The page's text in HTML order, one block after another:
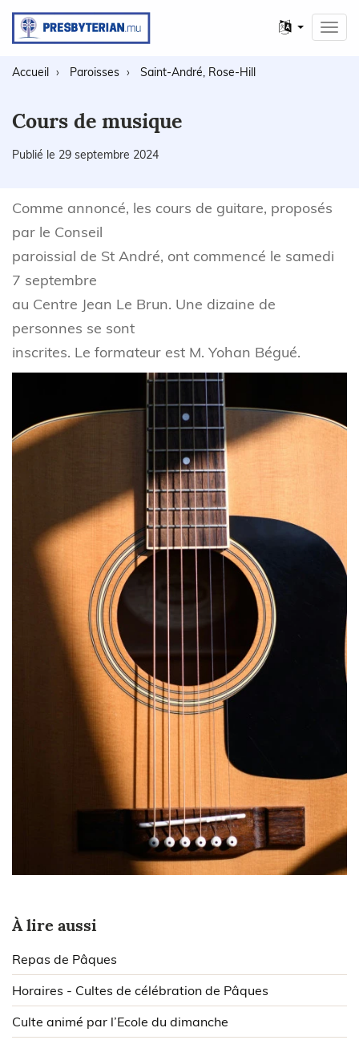
Autres
langues
Accueil Paroisses Saint-André, Rose-Hill
Cours de musique
Publié le 29 septembre 2024
Comme annoncé, les cours de guitare, proposés
par le Conseil
paroissial de St André, ont commencé le samedi
7 septembre
au Centre Jean Le Brun. Une dizaine de
personnes se sont
inscrites. Le formateur est M. Yohan Bégué.
À lire aussi
Repas de Pâques
Horaires - Cultes de célébration de Pâques
Culte animé par l’Ecole du dimanche